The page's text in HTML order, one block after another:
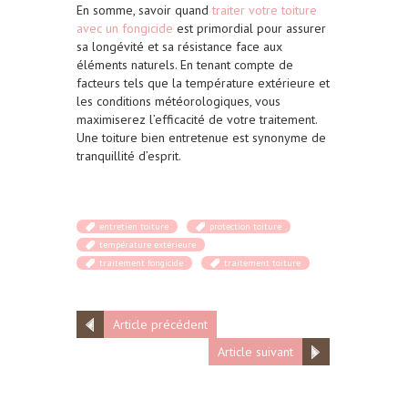
En somme, savoir quandtraiter votre toiture
avec un fongicide est primordial pour assurer
sa longévité et sa résistance face aux
éléments naturels. En tenant compte de
facteurs tels que la température extérieure et
les conditions météorologiques, vous
maximiserez l’efficacité de votre traitement.
Une toiture bien entretenue est synonyme de
tranquillité d’esprit.
entretien toiture
protection toiture
température extérieure
traitement fongicide
traitement toiture
Article précédent
Article suivant